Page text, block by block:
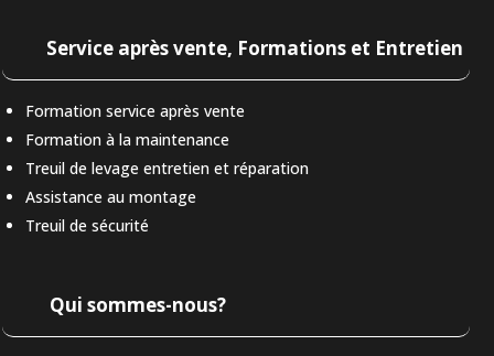
Service après vente, Formations et Entretien
Formation service après vente
Formation à la maintenance
Treuil de levage entretien et réparation
Assistance au montage
Treuil de sécurité
Qui sommes-nous?